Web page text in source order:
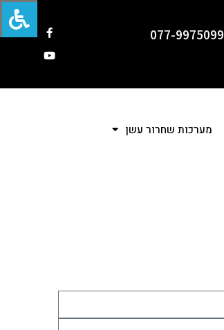
077-9975099
מערכות שחרור עשן